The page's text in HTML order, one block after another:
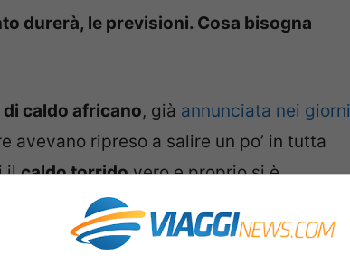
durerà, le previsioni. Cosa bisogna
caldo africano, già annunciata nei giorni
avevano ripreso a salire un po’ in tutta
ilcaldo torridovero e proprio si è
Scopriamo insieme le previsioni e
temperature.